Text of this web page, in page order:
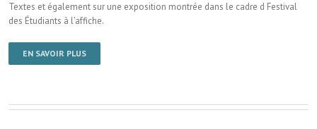
Textes et également sur une exposition montrée dans le cadre d Festival
des Étudiants à l’affiche.
EN SAVOIR PLUS